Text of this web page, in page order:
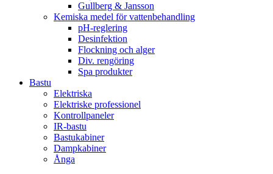
Gullberg & Jansson
Kemiska medel för vattenbehandling
pH-reglering
Desinfektion
Flockning och alger
Div. rengöring
Spa produkter
Bastu
Elektriska
Elektriske professionel
Kontrollpaneler
IR-bastu
Bastukabiner
Dampkabiner
Ånga